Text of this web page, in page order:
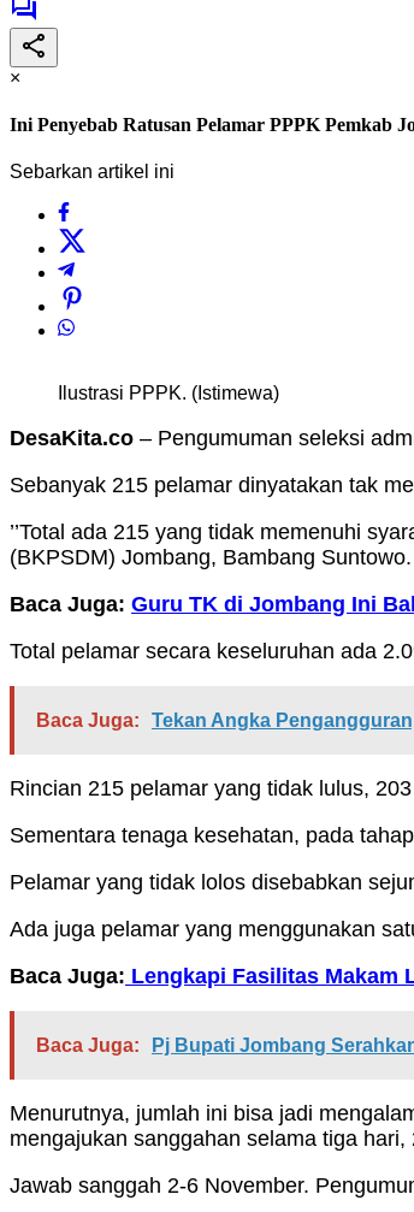
×
Ini Penyebab Ratusan Pelamar PPPK Pemkab
Sebarkan artikel ini
Ilustrasi PPPK. (Istimewa)
DesaKita.co – Pengumuman seleksi
Sebanyak 215 pelamar dinyatakan tak
’’Total ada 215 yang tidak memenuhi
(BKPSDM) Jombang, Bambang Suntowo.
Baca Juga: Guru TK di Jombang Ini
Total pelamar secara keseluruhan ada
Baca Juga: Tekan Angka
Rincian 215 pelamar yang tidak lulus,
Sementara tenaga kesehatan, pada
Pelamar yang tidak lolos disebabkan
Ada juga pelamar yang menggunakan
Baca Juga: Lengkapi Fasilitas Makam
Baca Juga: Pj Bupati Jombang
Menurutnya, jumlah ini bisa jadi
mengajukan sanggahan selama tiga hari,
Jawab sanggah 2-6 November.